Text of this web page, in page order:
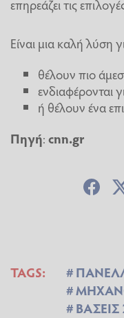
επηρεάζει τις
Είναι μια καλή λύση
θέλουν πιο
ενδιαφέρονται
ή θέλουν ένα
Πηγή:cnn.gr
TAGS:
ΒΑΣΕΙΣ